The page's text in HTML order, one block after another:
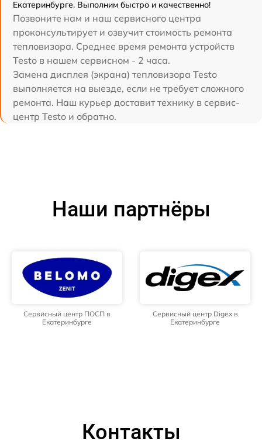
Екатеринбурге. Выполним быстро и качественно!
Позвоните нам и наш сервисного центра
проконсультирует и озвучит стоимость ремонта
тепловизора. Среднее время ремонта устройств
Testo в нашем сервисном - 2 часа.
Замена дисплея (экрана) тепловизора Testo
выполняется на выезде, если не требует сложного
ремонта. Наш курьер доставит технику в сервис-
центр Testo и обратно.
Наши партнёры
Сервисный центр ПОСП в
Екатеринбурге
Сервисный центр Digex в
Екатеринбурге
Контакты